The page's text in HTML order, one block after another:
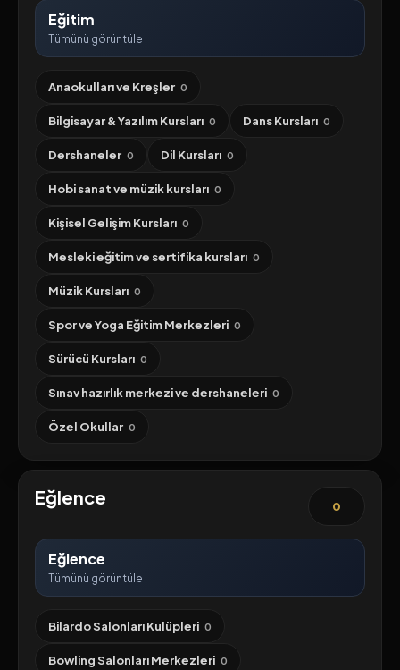
Eğitim
Tümünü görüntüle
Anaokulları ve Kreşler 0
Bilgisayar & Yazılım Kursları 0 Dans Kursları 0
Dershaneler 0 Dil Kursları 0
Hobi sanat ve müzik kursları 0
Kişisel Gelişim Kursları 0
Mesleki eğitim ve sertifika kursları 0
Müzik Kursları 0
Spor ve Yoga Eğitim Merkezleri 0
Sürücü Kursları 0
Sınav hazırlık merkezi ve dershaneleri 0
Özel Okullar 0
Eğlence 0
Eğlence
Tümünü görüntüle
Bilardo Salonları Kulüpleri 0
Bowling Salonları Merkezleri 0